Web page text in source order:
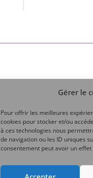
Gérer le
Pour offrir les meilleures
cookies pour stocker et/ou
à ces technologies nous
de navigation ou les ID uniques
consentement peut avoir un